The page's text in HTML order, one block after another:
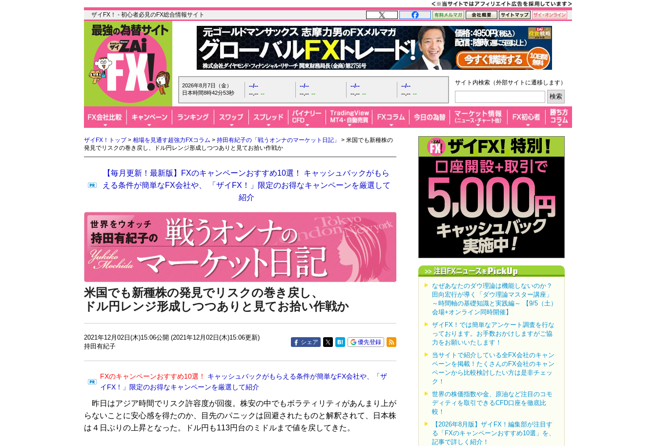
ザイFX！ - 初心者必見のFX総合情報サイト
2026年8月7日（金）
日本時間8時42分54秒
--/--
--.-- --
--/--
--.-- --
--/--
--.-- --
--/--
--.-- --
サイト内検索（外部サイトに遷移します）
ザイFX！トップ> 相場を見通す超強力FXコラム > 持田有紀子の「戦うオンナのマーケット日記」
> 米国でも新種株の
発見でリスクの巻き戻し、ドル円レンジ形成しつつありと見てお拾い作戦か
【毎月更新！最新版】FXのキャンペーンおすすめ10選！ キャッシュバックがもら
える条件が簡単なFX会社や、 「ザイFX！」限定のお得なキャンペーンを厳選して
紹介
米国でも新種株の発見でリスクの巻き戻し、
ドル円レンジ形成しつつありと見てお拾い作戦か
2021年12月02日(木)15:06公開 (2021年12月02日(木)15:06更新)
持田有紀子
シェア 優先登録
FXのキャンペーンおすすめ10選！
キャッシュバックがもらえる条件が簡単なFX会社や、「ザ
イFX！」限定のお得なキャンペーンを厳選して紹介
昨日はアジア時間でリスク許容度が回復。株安の中でもボラティリティがあんまり上が
らないことに安心感を得たのか、目先のパニックは回避されたものと解釈されて、日本株
は４日ぶりの上昇となった。ドル円も113円台のミドルまで値を戻してきた。
なぜあなたのダウ理論は機能しないのか？
田向宏行が導く「ダウ理論マスター講座」
～時間軸の基礎知識と実践編～ 【9/5（土）
会場+オンライン同時開催】
ザイFX！では簡単なアンケート調査を行な
っております。お手数おかけしますがご協
力をお願いいたします！
当サイトで紹介している全FX会社のキャン
ペーンを掲載！たくさんのFX会社のキャン
ペーンから比較検討したい方は是非チェッ
ク！
世界の株価指数や金、原油など注目のコモ
ディティを取引できるCFD口座を徹底比
較！
【2026年8月版】ザイFX！編集部が注目す
る「FXのキャンペーンおすすめ10選」を、
記事で詳しく紹介！